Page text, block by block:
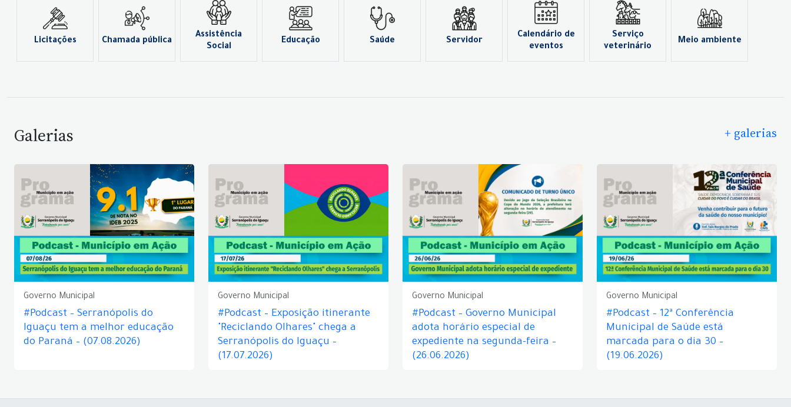
Licitações Chamada pública
Assistência
Social
Educação Saúde Servidor
Calendário de
eventos
Serviço
veterinário
Meio ambiente
Galerias + galerias
Governo Municipal
#Podcast – Serranópolis do
Iguaçu tem a melhor educação
do Paraná – (07.08.2026)
Governo Municipal
#Podcast – Exposição itinerante
"Reciclando Olhares" chega a
Serranópolis do Iguaçu –
(17.07.2026)
Governo Municipal
#Podcast – Governo Municipal
adota horário especial de
expediente na segunda-feira –
(26.06.2026)
Governo Municipal
#Podcast – 12ª Conferência
Municipal de Saúde está
marcada para o dia 30 –
(19.06.2026)